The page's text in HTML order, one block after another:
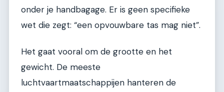
onder je handbagage. Er is geen specifieke
wet die zegt: “een opvouwbare tas mag niet”.
Het gaat vooral om de grootte en het
gewicht. De meeste
luchtvaartmaatschappijen hanteren de